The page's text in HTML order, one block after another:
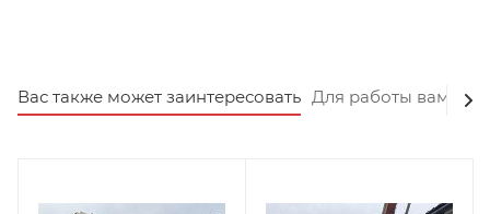
Вас также может заинтересовать Для работы вам